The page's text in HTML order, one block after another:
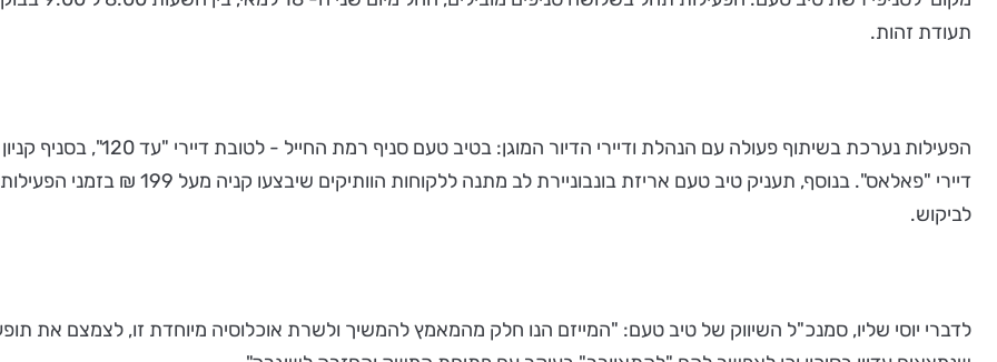
תעודת זהות.
הפעילות נערכת בשיתוף פעולה
דיירי "פאלאס". בנוסף, תעניק טיב טעם
לביקוש.
לדברי יוסי שליו, סמנכ"ל השיווק של טיב טעם: "המייזם הנו חלק מהמאמץ להמשיך ולשרת אוכלוסיה מיוחדת זו, לצמצם את